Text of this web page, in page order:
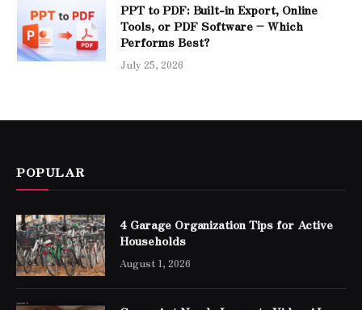
PPT to PDF: Built-in Export, Online
Tools, or PDF Software – Which
Performs Best?
July 25, 2026
POPULAR
4 Garage Organization Tips for Active
Households
August 1, 2026